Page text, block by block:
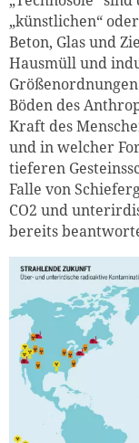
„künstlichen“
Beton, Glas und
Hausmüll und
Böden des
Kraft des
und in welcher
tieferen
Falle von
CO2 und
bereits